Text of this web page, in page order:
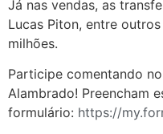
Já nas vendas, as
Lucas Piton, entre
milhões.
Participe comentando
Alambrado! Preencham
formulário: https://